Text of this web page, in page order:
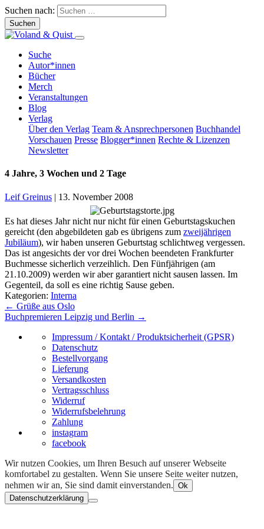
Suchen nach:
Suche
Autor*innen
Bücher
Merch
Veranstaltungen
Blog
Verlag
Über den Verlag Team & Ansprechpersonen Buchhandel
Vorschauen Presse Blogger*innen Rechte & Lizenzen
Newsletter
4 Jahre, 3 Wochen und 2 Tage
Leif Greinus | 13. November 2008
Es hat dieses Jahr nicht nur nicht für einen Geburtstagskuchen
gereicht (den abgebildeten gab es übrigens zum zweijährigen
Jubiläum), wir haben unseren Geburtstag schlichtweg vergessen.
Das ist angesichts der vor drei Wochen beendeten Frankfurter
Buchmesse sicherlich verzeihlich. Den Fünfjährigen (am
21.10.2009) werden wir aber garantiert nicht sausen lassen. Im
Gegenteil, da soll es eine richtig Sause geben.
Kategorien: Interna
Beitragsnavigation
← Grüße aus Oslo
Buchpremieren Leipzig und Berlin →
Impressum / Kontakt / Produktsicherheit (GPSR)
Datenschutz
Bestellvorgang
Lieferung
Versandkosten
Vertragsschluss
Widerruf
Widerrufsbelehrung
Zahlung
instagram
facebook
Wir nutzen Cookies, um Ihren Besuch auf unserer Webseite
komfortabel zu gestalten. Wenn Sie unsere Seite weiter nutzen,
nehmen wir an, Sie sind damit einverstanden. Ok
Datenschutzerklärung